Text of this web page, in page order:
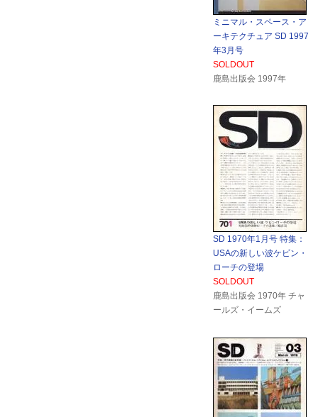
ミニマル・スペース・ア
ーキテクチュア SD 1997
年3月号
SOLDOUT
鹿島出版会 1997年
SD 1970年1月号 特集：
USAの新しい波ケビン・
ローチの登場
SOLDOUT
鹿島出版会 1970年 チャ
ールズ・イームズ